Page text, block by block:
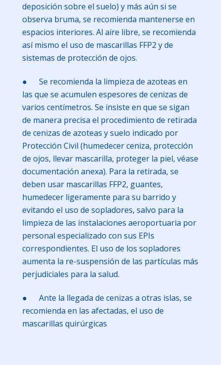
deposición sobre el suelo) y más aún si se
observa bruma, se recomienda mantenerse en
espacios interiores. Al aire libre, se recomienda
así mismo el uso de mascarillas FFP2 y de
sistemas de protección de ojos.
● Se recomienda la limpieza de azoteas en
las que se acumulen espesores de cenizas de
varios centímetros. Se insiste en que se sigan
de manera precisa el procedimiento de retirada
de cenizas de azoteas y suelo indicado por
Protección Civil (humedecer ceniza, protección
de ojos, llevar mascarilla, proteger la piel, véase
documentación anexa). Para la retirada, se
deben usar mascarillas FFP2, guantes,
humedecer ligeramente para su barrido y
evitando el uso de sopladores, salvo para la
limpieza de las instalaciones aeroportuaria por
personal especializado con sus EPIs
correspondientes. El uso de los sopladores
aumenta la re-suspensión de las partículas más
perjudiciales para la salud.
● Ante la llegada de cenizas a otras islas, se
recomienda en las afectadas, el uso de
mascarillas quirúrgicas